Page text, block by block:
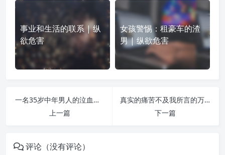
事业和生活的联系 | 纵
欲危害
女孩警惕：租豪车的渣
男 | 纵欲危害
一名35岁中年男人的泣血过往 | 纵欲危害
上一篇
真实的痛苦不及我所言的万分之一，区区数语又岂能表达我内心的无尽痛楚 | 纵欲危害
下一篇
评论（没有评论）